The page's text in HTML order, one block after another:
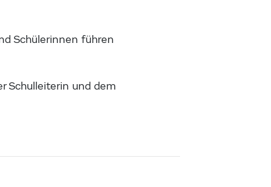
Schülerinnen führen
Schulleiterin und dem